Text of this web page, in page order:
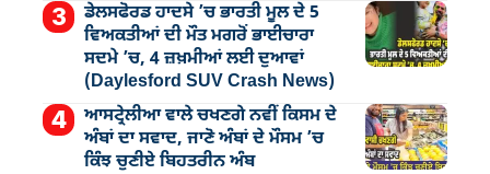
ਡੇਲਸਫੋਰਡ ਹਾਦਸੇ ’ਚ ਭਾਰਤੀ ਮੂਲ ਦੇ 5
ਵਿਅਕਤੀਆਂ ਦੀ ਮੌਤ ਮਗਰੋਂ ਭਾਈਚਾਰਾ
ਸਦਮੇ ’ਚ, 4 ਜ਼ਖ਼ਮੀਆਂ ਲਈ ਦੁਆਵਾਂ
(Daylesford SUV Crash News)
ਆਸਟ੍ਰੇਲੀਆ ਵਾਲੇ ਚਖਣਗੇ ਨਵੀਂ ਕਿਸਮ ਦੇ
ਅੰਬਾਂ ਦਾ ਸਵਾਦ, ਜਾਣੋ ਅੰਬਾਂ ਦੇ ਮੌਸਮ ’ਚ
ਕਿੰਝ ਚੁਣੀਏ ਬਿਹਤਰੀਨ ਅੰਬ